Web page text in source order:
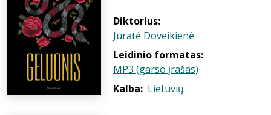
Diktorius:
Jūratė Doveikienė
Leidinio formatas:
MP3 (garso įrašas)
Kalba: Lietuvių